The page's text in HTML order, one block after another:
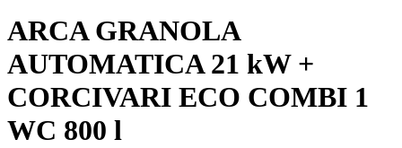
ARCA GRANOLA
AUTOMATICA 21 kW +
CORCIVARI ECO COMBI 1
WC 800 l